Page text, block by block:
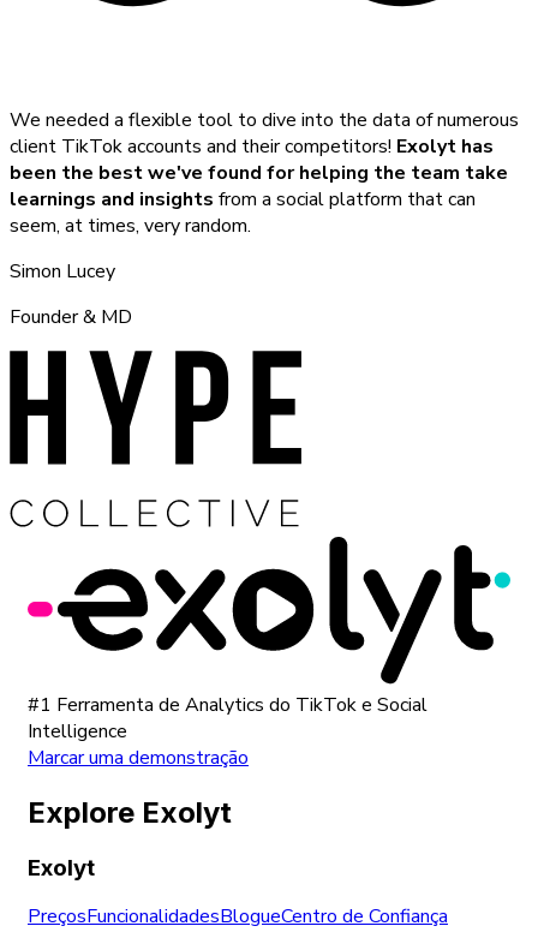
We needed a flexible tool to dive into the data of numerous
client TikTok accounts and their competitors! Exolyt has
been the best we've found for helping the team take
learnings and insights from a social platform that can
seem, at times, very random.
Simon Lucey
Founder & MD
#1 Ferramenta de Analytics do TikTok e Social
Intelligence
Marcar uma demonstração
Explore Exolyt
Exolyt
PreçosFuncionalidadesBlogueCentro de Confiança